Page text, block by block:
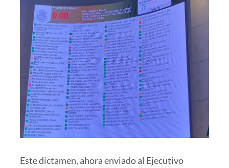
Este dictamen, ahora enviado al Ejecutivo